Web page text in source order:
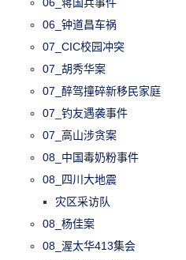
06_钟道昌车祸
07_CIC校园冲突
07_胡秀华案
07_醉驾撞碎新移民家庭
07_钓友遇袭事件
07_高山涉贪案
08_中国毒奶粉事件
08_四川大地震
灾区采访队
08_杨佳案
08_渥太华413集会